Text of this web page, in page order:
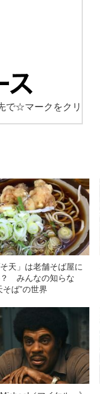
で☆マークをクリ
天」は老舗そば屋に
みんなの知らな
そば”の世界